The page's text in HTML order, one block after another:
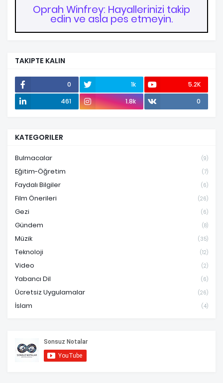
Oprah Winfrey: Hayallerinizi takip
edin ve asla pes etmeyin.
TAKIPTE KALIN
0 1k
5.2K
461
1.8k 0
KATEGORILER
Bulmacalar (9)
Eğitim-Öğretim (7)
Faydalı Bilgiler (6)
Film Önerileri (26)
Gezi (6)
Gündem (8)
Müzik (35)
Teknoloji (12)
Video (2)
Yabancı Dil (6)
Ücretsiz Uygulamalar (26)
İslam (4)